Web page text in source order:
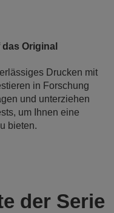
Original
Drucken mit
in Forschung
und unterziehen
um Ihnen eine
bieten.
der Serie